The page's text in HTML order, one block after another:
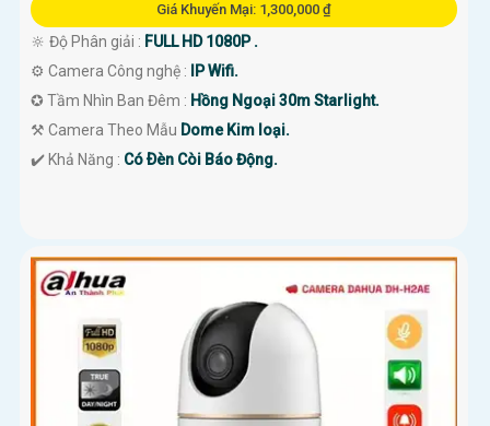
Giá Khuyến Mại: 1,300,000 ₫
🔆 Độ Phân giải : FULL HD 1080P .
⚙ Camera Công nghệ :
IP Wifi.
✪ Tầm Nhìn Ban Đêm : Hồng Ngoại 30m Starlight.
⚒ Camera Theo Mẫu Dome Kim loại.
️✔️ Khả Năng : Có Ðèn Còi Báo Động.